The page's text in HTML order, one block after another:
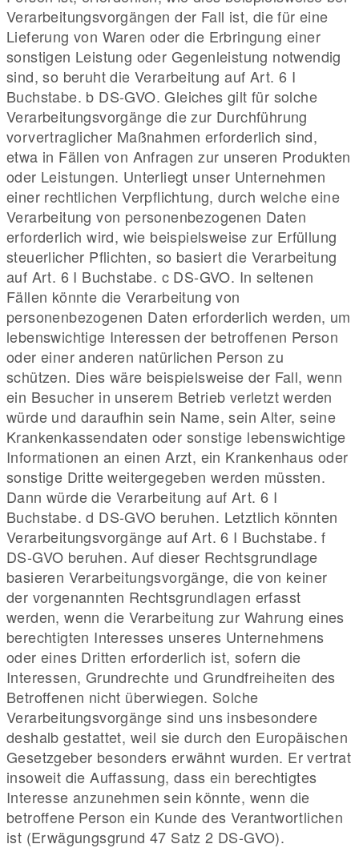
Verarbeitungsvorgängen der Fall ist, die für eine
Lieferung von Waren oder die Erbringung einer
sonstigen Leistung oder Gegenleistung notwendig
sind, so beruht die Verarbeitung auf Art. 6 I
Buchstabe. b DS-GVO. Gleiches gilt für solche
Verarbeitungsvorgänge die zur Durchführung
vorvertraglicher Maßnahmen erforderlich sind,
etwa in Fällen von Anfragen zur unseren Produkten
oder Leistungen. Unterliegt unser Unternehmen
einer rechtlichen Verpflichtung, durch welche eine
Verarbeitung von personenbezogenen Daten
erforderlich wird, wie beispielsweise zur Erfüllung
steuerlicher Pflichten, so basiert die Verarbeitung
auf Art. 6 I Buchstabe. c DS-GVO. In seltenen
Fällen könnte die Verarbeitung von
personenbezogenen Daten erforderlich werden, um
lebenswichtige Interessen der betroffenen Person
oder einer anderen natürlichen Person zu
schützen. Dies wäre beispielsweise der Fall, wenn
ein Besucher in unserem Betrieb verletzt werden
würde und daraufhin sein Name, sein Alter, seine
Krankenkassendaten oder sonstige lebenswichtige
Informationen an einen Arzt, ein Krankenhaus oder
sonstige Dritte weitergegeben werden müssten.
Dann würde die Verarbeitung auf Art. 6 I
Buchstabe. d DS-GVO beruhen. Letztlich könnten
Verarbeitungsvorgänge auf Art. 6 I Buchstabe. f
DS-GVO beruhen. Auf dieser Rechtsgrundlage
basieren Verarbeitungsvorgänge, die von keiner
der vorgenannten Rechtsgrundlagen erfasst
werden, wenn die Verarbeitung zur Wahrung eines
berechtigten Interesses unseres Unternehmens
oder eines Dritten erforderlich ist, sofern die
Interessen, Grundrechte und Grundfreiheiten des
Betroffenen nicht überwiegen. Solche
Verarbeitungsvorgänge sind uns insbesondere
deshalb gestattet, weil sie durch den Europäischen
Gesetzgeber besonders erwähnt wurden. Er vertrat
insoweit die Auffassung, dass ein berechtigtes
Interesse anzunehmen sein könnte, wenn die
betroffene Person ein Kunde des Verantwortlichen
ist (Erwägungsgrund 47 Satz 2 DS-GVO).